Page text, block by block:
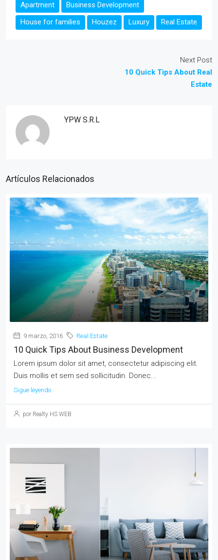
Apartment
Business Development
House for families
Houzez Luxury Real Estate
Next Post
10 Quick Tips About Real
Estate
YPW S.R.L
Artículos Relacionados
9 marzo, 2016 Real Estate
10 Quick Tips About Business Development
Lorem ipsum dolor sit amet, consectetur adipiscing elit.
Duis mollis et sem sed sollicitudin. Donec...
Sigue leyendo
por Realty HS WEB